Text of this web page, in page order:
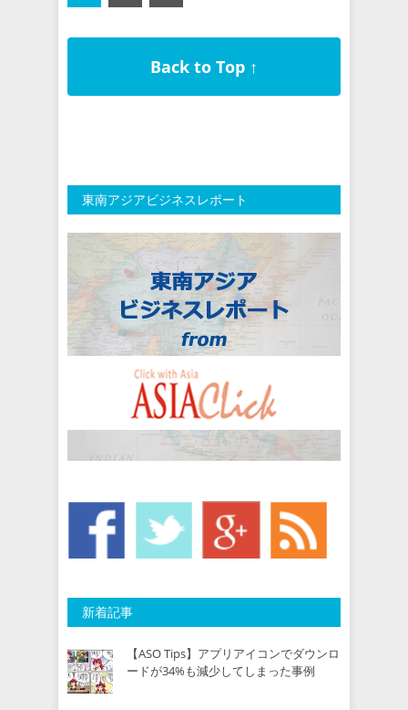
Back to Top ↑
東南アジアビジネスレポート
新着記事
【ASO Tips】アプリアイコンでダウンロ
ードが34%も減少してしまった事例